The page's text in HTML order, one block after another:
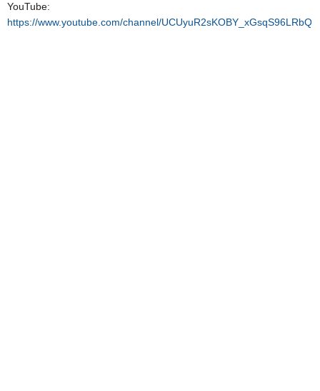
YouTube:
https://www.youtube.com/channel/UCUyuR2sKOBY_xGsqS96LRbQ